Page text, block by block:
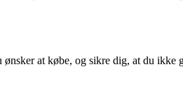
at købe, og sikre dig, at du ikke